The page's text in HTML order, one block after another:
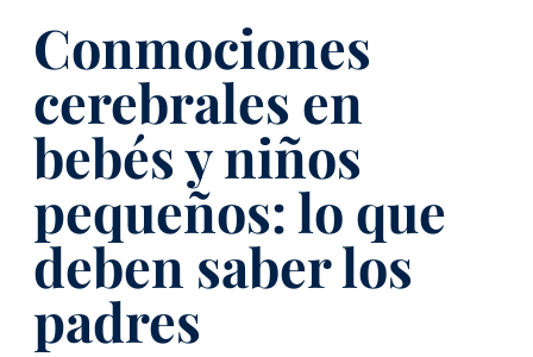
Conmociones
cerebrales en
bebés y niños
pequeños: lo que
deben saber los
padres